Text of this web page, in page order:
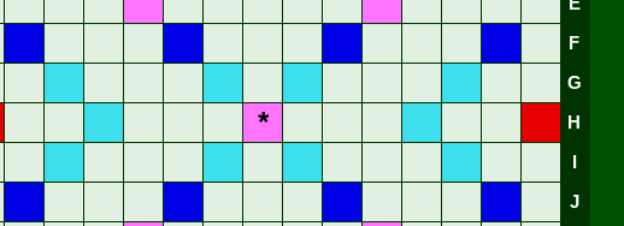
F
G
* H
J